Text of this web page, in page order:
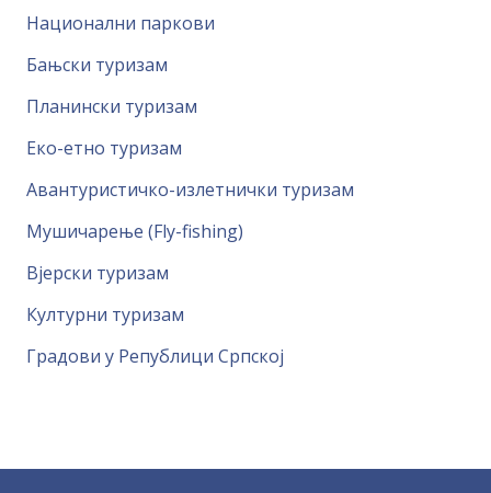
Национални паркови
Бањски туризам
Планински туризам
Еко-етно туризам
Авантуристичко-излетнички туризам
Мушичарење (Fly-fishing)
Вјерски туризам
Културни туризам
Градови у Републици Српској